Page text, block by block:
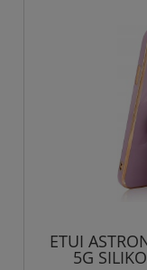
ETUI
5G